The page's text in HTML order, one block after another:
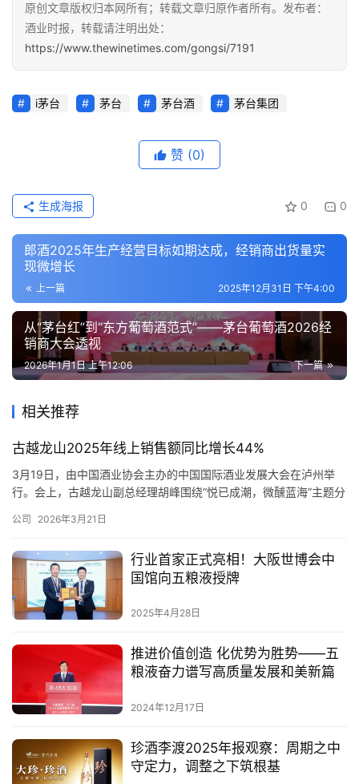
原创文章版权归本网所有；转载文章归原作者所有。发布者：
酒业时报，转载请注明出处：
https://www.thewinetimes.com/gongsi/7191
i茅台 茅台 茅台酒 茅台集团
赞 (0)
0 0
生成海报
郎酒2025年生产经营目标如期达成，经销商出货量实
现微增长
上一篇 2025年12月31日 下午4:00
从“茅台红”到“东方葡萄酒范式”——茅台葡萄酒2026经
销商大会透视
下一篇
2026年1月1日 上午12:06
相关推荐
古越龙山2025年线上销售额同比增长44%
3月19日，由中国酒业协会主办的中国国际酒业发展大会在泸州举
行。会上，古越龙山副总经理胡峰围绕“悦已成潮，微醺蓝海”主题分
中重点介绍了古越龙山与华润啤酒跨界合作的联名产品——“越小
东啤酒新品榜中名列前茅，初步印证了市场对“黄酒+啤酒”融…
公司 2026年3月21日
行业首家正式亮相！大阪世博会中
国馆向五粮液授牌
2025年4月28日
推进价值创造 化优势为胜势——五
粮液奋力谱写高质量发展和美新篇
2024年12月17日
珍酒李渡2025年报观察：周期之中
守定力，调整之下筑根基